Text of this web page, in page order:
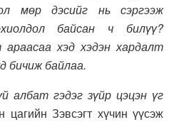
мөр дэсийг нь сэргээж
байсан ч билүү?
хэд хэдэн хардалт
бичиж байлаа.
албат гэдэг зүйр цэцэн үг
цагийн Зэвсэгт хүчин үүсэж